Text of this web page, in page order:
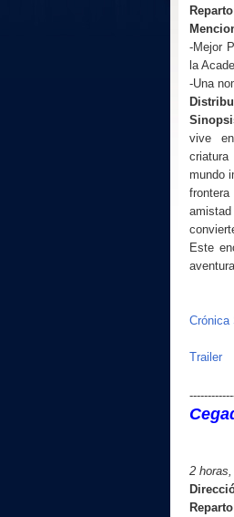
Reparto
-Mejor
la
-Una
vive
mundo
Este
Crónica
Trailer
2 horas,
Reparto